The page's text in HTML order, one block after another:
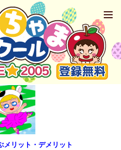
メリット・デメリット